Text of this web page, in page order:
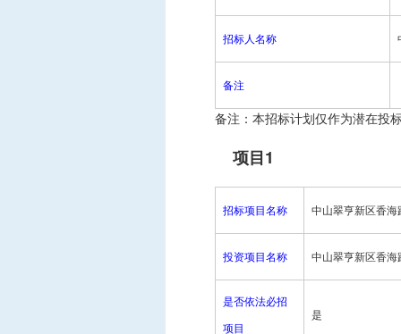
招投标公开信息
招标人名称
备注
备注：本招标计划仅作为潜在投
项目1
招标项目名称 中山翠亨新区香
投资项目名称 中山翠亨新区香海
是否依法必招
项目
是